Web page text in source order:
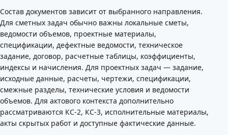
Состав документов зависит от выбранного направления.
Для сметных задач обычно важны локальные сметы,
ведомости объемов, проектные материалы,
спецификации, дефектные ведомости, техническое
задание, договор, расчетные таблицы, коэффициенты,
индексы и начисления. Для проектных задач — задание,
исходные данные, расчеты, чертежи, спецификации,
смежные разделы, технические условия и ведомости
объемов. Для актового контекста дополнительно
рассматриваются КС-2, КС-3, исполнительные материалы,
акты скрытых работ и доступные фактические данные.